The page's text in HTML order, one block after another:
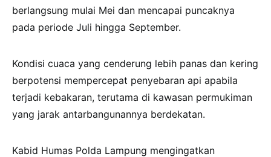
berlangsung mulai Mei dan mencapai puncaknya
pada periode Juli hingga September.
Kondisi cuaca yang cenderung lebih panas dan kering
berpotensi mempercepat penyebaran api apabila
terjadi kebakaran, terutama di kawasan permukiman
yang jarak antarbangunannya berdekatan.
Kabid Humas Polda Lampung mengingatkan